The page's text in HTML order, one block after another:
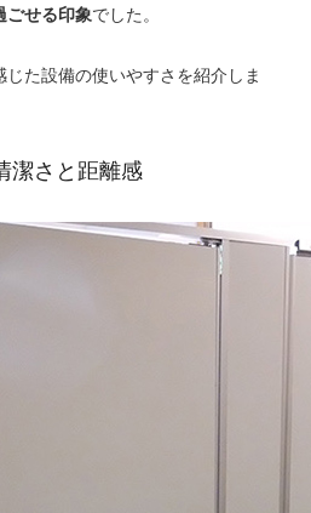
ごせる印象でした。
た設備の使いやすさを紹介しま
潔さと距離感